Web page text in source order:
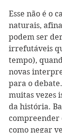
Esse não é o
naturais,
podem ser
irrefutáveis
tempo),
novas
para o
muitas vezes
da história.
compreender
como negar